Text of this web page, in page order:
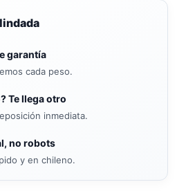
garantía
cada peso.
Te llega otro
inmediata.
no robots
y en chileno.